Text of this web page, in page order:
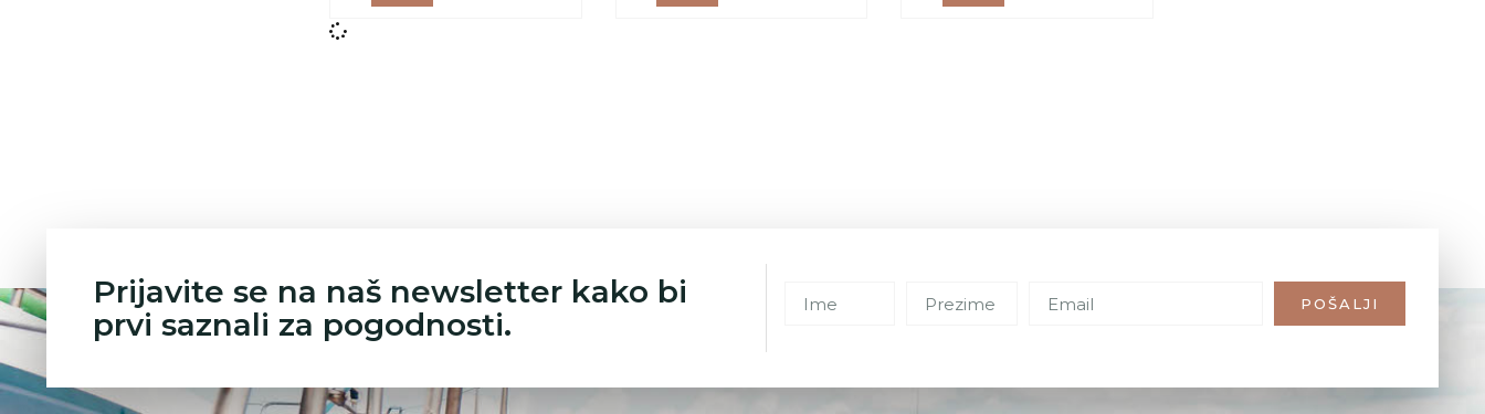
Prijavite se na naš newsletter kako bi
prvi saznali za pogodnosti.
POŠALJI